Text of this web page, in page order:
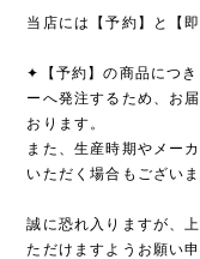
当店には【予約】と【
✦【予約】の商品につ
ーへ発注するため、お
おります。
また、生産時期やメー
いただく場合もございま
誠に恐れ入りますが、
ただけますようお願い申